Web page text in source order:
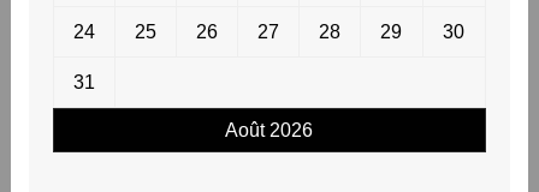
Août 2026
24 25 26 27 28 29 30
31